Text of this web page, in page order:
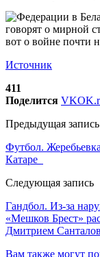
Источник
411
Поделится VK
Предыдущая запись
Футбол.
Катаре
Следующая запись
Гандбол. Из-за
«Мешков Брест»
Дмитрием
Вам также могут